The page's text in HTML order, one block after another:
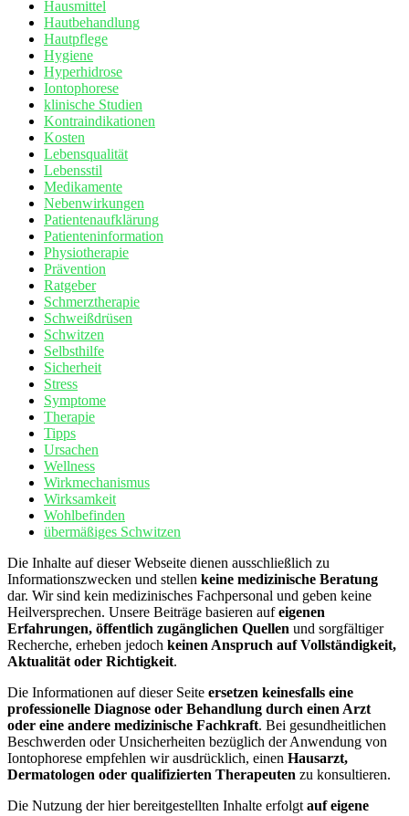
Hausmittel
Hautbehandlung
Hautpflege
Hygiene
Hyperhidrose
Iontophorese
klinische Studien
Kontraindikationen
Kosten
Lebensqualität
Lebensstil
Medikamente
Nebenwirkungen
Patientenaufklärung
Patienteninformation
Physiotherapie
Prävention
Ratgeber
Schmerztherapie
Schweißdrüsen
Schwitzen
Selbsthilfe
Sicherheit
Stress
Symptome
Therapie
Tipps
Ursachen
Wellness
Wirkmechanismus
Wirksamkeit
Wohlbefinden
übermäßiges Schwitzen
Die Inhalte auf dieser Webseite dienen ausschließlich zu
Informationszwecken und stellen keine medizinische Beratung
dar. Wir sind kein medizinisches Fachpersonal und geben keine
Heilversprechen. Unsere Beiträge basieren aufeigenen
Erfahrungen, öffentlich zugänglichen Quellen und sorgfältiger
Recherche, erheben jedoch keinen Anspruch auf Vollständigkeit,
Aktualität oder Richtigkeit.
Die Informationen auf dieser Seite ersetzen keinesfalls eine
professionelle Diagnose oder Behandlung durch einen Arzt
oder eine andere medizinische Fachkraft. Bei gesundheitlichen
Beschwerden oder Unsicherheiten bezüglich der Anwendung von
Iontophorese empfehlen wir ausdrücklich, einen Hausarzt,
Dermatologen oder qualifizierten Therapeuten zu konsultieren.
Die Nutzung der hier bereitgestellten Inhalte erfolgtauf eigene